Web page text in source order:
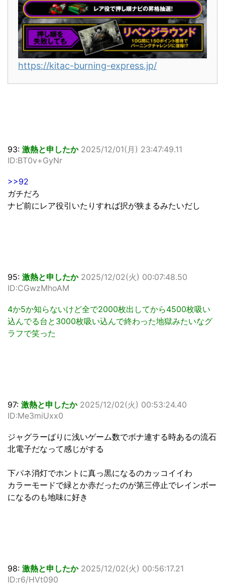
https://kitac-burning-express.jp/
93: 激熱と申したか 2025/12/01(月) 23:47:49.11
ID:BT0v+GyNr
>>92
ガチだろ
ナビ前にレア役引いたりすれば択が狭まるみたいだし
95: 激熱と申したか 2025/12/02(火) 00:07:48.50
ID:CGwzMhoAM
4か5か知らないけど全で2000枚出してから4500枚吸い
込んでる台と3000枚吸い込んで終わった地獄みたいなグ
ラフで笑った
97: 激熱と申したか 2025/12/02(火) 00:53:24.40
ID:Me3miUxx0
ジャグラーばりに浅いゲーム数でボナ連する時あるの流石
北電子だなって感じがする
下パネ消灯でホントに真っ黒になるのカッコイイわ
カラーモードで緑とか赤だったのが第三停止でレインボー
になるのも地味に好き
98: 激熱と申したか 2025/12/02(火) 00:56:17.21
ID:r6/HVt090